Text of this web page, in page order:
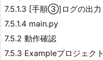
7.5.1.3 [手順③]ログの出力
7.5.1.4 main.py
7.5.2 動作確認
7.5.3 Exampleプロジェク